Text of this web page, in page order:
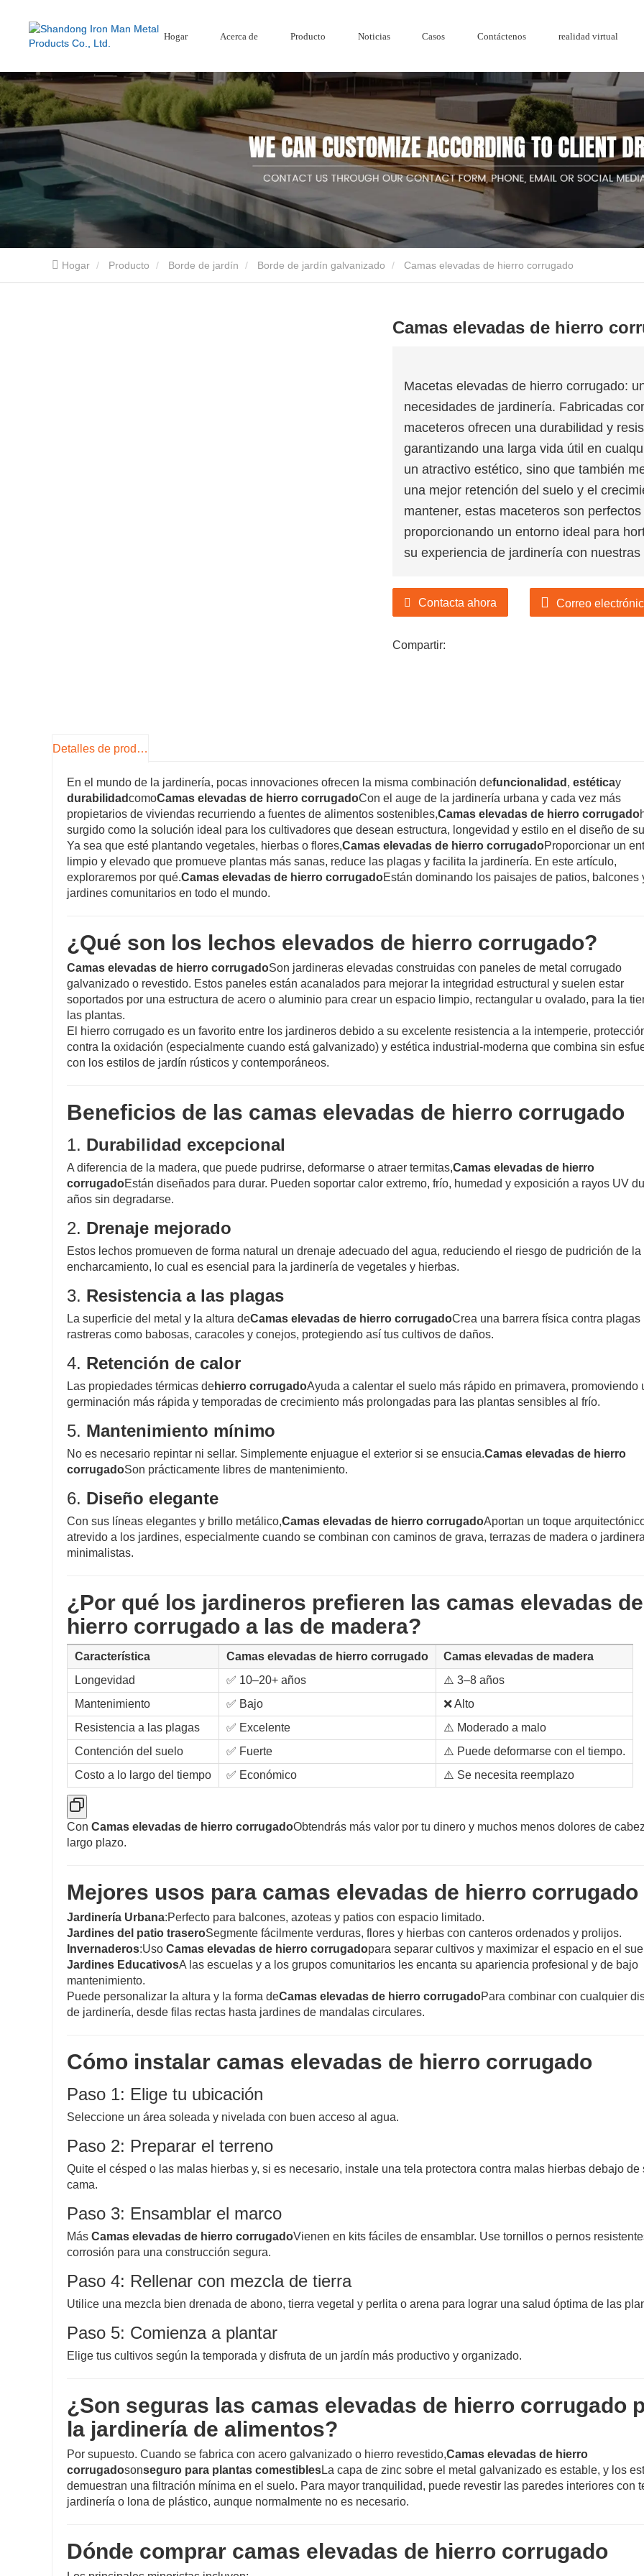
Hogar Acerca de Producto Noticias Casos Contáctenos realidad virtual
China y fabricante, con sede en la ciudad de LiaoCheng, China. Como fabricante líder en la industria de productos
Mamparas de jardín
Pantalla de acero corten
Mamparas de jardín de aluminio
Cercado compuesto
Reja
Cercado de
Cercado de
Noticias de la empresa
Hogar Producto Borde de jardín Borde de jardín galvanizado Camas elevadas de hierro corrugado
Camas elevadas de hierro
Macetas elevadas de hierro corrugado:
necesidades de jardinería. Fabricadas
maceteros ofrecen una durabilidad y
garantizando una larga vida útil en
un atractivo estético, sino que también
una mejor retención del suelo y el
mantener, estas maceteros son
proporcionando un entorno ideal para
su experiencia de jardinería con
Contacta ahora Correo
Compartir:
Detalles de producto
En el mundo de la jardinería, pocas innovaciones ofrecen la misma combinación defuncionalidad , estéticay
durabilidadcomoCamas elevadas de hierro corrugadoCon el auge de la jardinería urbana y cada vez más
propietarios de viviendas recurriendo a fuentes de alimentos sostenibles,Camas elevadas de hierro corrugado
surgido como la solución ideal para los cultivadores que desean estructura, longevidad y estilo en el diseño de
Ya sea que esté plantando vegetales, hierbas o flores,Camas elevadas de hierro corrugadoProporcionar un
limpio y elevado que promueve plantas más sanas, reduce las plagas y facilita la jardinería. En este artículo,
exploraremos por qué.Camas elevadas de hierro corrugadoEstán dominando los paisajes de patios, balcones
jardines comunitarios en todo el mundo.
¿Qué son los lechos elevados de hierro corrugado?
Camas elevadas de hierro corrugadoSon jardineras elevadas construidas con paneles de metal corrugado
galvanizado o revestido. Estos paneles están acanalados para mejorar la integridad estructural y suelen estar
soportados por una estructura de acero o aluminio para crear un espacio limpio, rectangular u ovalado, para la
las plantas.
El hierro corrugado es un favorito entre los jardineros debido a su excelente resistencia a la intemperie,
contra la oxidación (especialmente cuando está galvanizado) y estética industrial-moderna que combina sin
con los estilos de jardín rústicos y contemporáneos.
Beneficios de las camas elevadas de hierro corrugado
1. Durabilidad excepcional
A diferencia de la madera, que puede pudrirse, deformarse o atraer termitas,Camas elevadas de hierro
corrugadoEstán diseñados para durar. Pueden soportar calor extremo, frío, humedad y exposición a rayos UV
años sin degradarse.
2. Drenaje mejorado
Estos lechos promueven de forma natural un drenaje adecuado del agua, reduciendo el riesgo de pudrición de la
encharcamiento, lo cual es esencial para la jardinería de vegetales y hierbas.
3. Resistencia a las plagas
La superficie del metal y la altura deCamas elevadas de hierro corrugadoCrea una barrera física contra plagas
rastreras como babosas, caracoles y conejos, protegiendo así tus cultivos de daños.
4. Retención de calor
Las propiedades térmicas dehierro corrugadoAyuda a calentar el suelo más rápido en primavera, promoviendo
germinación más rápida y temporadas de crecimiento más prolongadas para las plantas sensibles al frío.
5. Mantenimiento mínimo
No es necesario repintar ni sellar. Simplemente enjuague el exterior si se ensucia.Camas elevadas de hierro
corrugadoSon prácticamente libres de mantenimiento.
6. Diseño elegante
Con sus líneas elegantes y brillo metálico,Camas elevadas de hierro corrugadoAportan un toque
atrevido a los jardines, especialmente cuando se combinan con caminos de grava, terrazas de madera o
minimalistas.
¿Por qué los jardineros prefieren las camas elevadas de
hierro corrugado a las de madera?
Característica Camas elevadas de hierro corrugado
Camas elevadas de madera
Longevidad
✅ 10–20+ años
⚠️ 3–8 años
Mantenimiento
✅ Bajo
❌ Alto
Resistencia a las plagas
✅ Excelente
⚠️ Moderado a malo
Contención del suelo
✅ Fuerte
⚠️ Puede deformarse con el tiempo.
Costo a lo largo del tiempo
✅ Económico ⚠️ Se necesita reemplazo
Con Camas elevadas de hierro corrugadoObtendrás más valor por tu dinero y muchos menos dolores de
largo plazo.
Mejores usos para camas elevadas de hierro corrugado
Jardinería Urbana:Perfecto para balcones, azoteas y patios con espacio limitado.
Jardines del patio traseroSegmente fácilmente verduras, flores y hierbas con canteros ordenados y prolijos.
Invernaderos:Uso Camas elevadas de hierro corrugadopara separar cultivos y maximizar el espacio en el
Jardines EducativosA las escuelas y a los grupos comunitarios les encanta su apariencia profesional y de bajo
mantenimiento.
Puede personalizar la altura y la forma deCamas elevadas de hierro corrugadoPara combinar con cualquier
de jardinería, desde filas rectas hasta jardines de mandalas circulares.
Cómo instalar camas elevadas de hierro corrugado
Paso 1: Elige tu ubicación
Seleccione un área soleada y nivelada con buen acceso al agua.
Paso 2: Preparar el terreno
Quite el césped o las malas hierbas y, si es necesario, instale una tela protectora contra malas hierbas debajo de
cama.
Paso 3: Ensamblar el marco
Más Camas elevadas de hierro corrugadoVienen en kits fáciles de ensamblar. Use tornillos o pernos
corrosión para una construcción segura.
Paso 4: Rellenar con mezcla de tierra
Utilice una mezcla bien drenada de abono, tierra vegetal y perlita o arena para lograr una salud óptima de las
Paso 5: Comienza a plantar
Elige tus cultivos según la temporada y disfruta de un jardín más productivo y organizado.
¿Son seguras las camas elevadas de hierro corrugado
la jardinería de alimentos?
Por supuesto. Cuando se fabrica con acero galvanizado o hierro revestido,Camas elevadas de hierro
corrugadosonseguro para plantas comestiblesLa capa de zinc sobre el metal galvanizado es estable, y los
demuestran una filtración mínima en el suelo. Para mayor tranquilidad, puede revestir las paredes interiores con
jardinería o lona de plástico, aunque normalmente no es necesario.
Dónde comprar camas elevadas de hierro corrugado